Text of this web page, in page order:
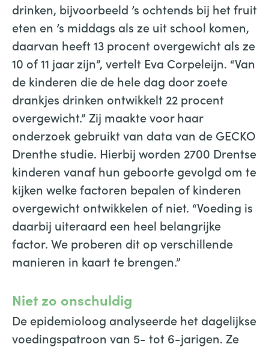
drinken, bijvoorbeeld ’s ochtends bij het fruit
eten en ’s middags als ze uit school komen,
daarvan heeft 13 procent overgewicht als ze
10 of 11 jaar zijn”, vertelt Eva Corpeleijn. “Van
de kinderen die de hele dag door zoete
drankjes drinken ontwikkelt 22 procent
overgewicht.” Zij maakte voor haar
onderzoek gebruikt van data van de GECKO
Drenthe studie. Hierbij worden 2700 Drentse
kinderen vanaf hun geboorte gevolgd om te
kijken welke factoren bepalen of kinderen
overgewicht ontwikkelen of niet. “Voeding is
daarbij uiteraard een heel belangrijke
factor. We proberen dit op verschillende
manieren in kaart te brengen.”
Niet zo onschuldig
De epidemioloog analyseerde het dagelijkse
voedingspatroon van 5- tot 6-jarigen. Ze